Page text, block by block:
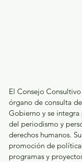
El Consejo
órgano de consulta
Gobierno y se
del periodismo y
derechos humanos.
promoción de
programas y